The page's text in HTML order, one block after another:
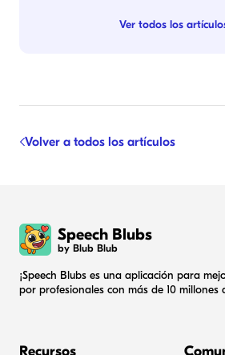
Ver todos los
Volver a todos los artículos
Speech Blubs
by Blub Blub
¡Speech Blubs es una aplicación para
por profesionales con más de 10 millones